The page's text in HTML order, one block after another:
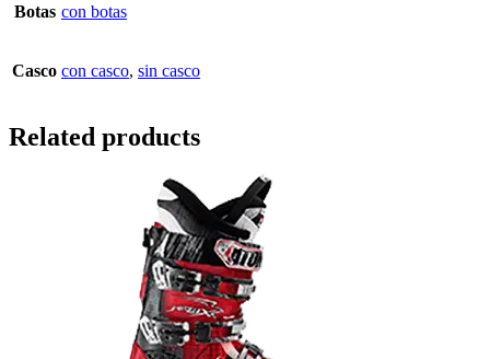
Botas con botas
Casco con casco, sin casco
Related products